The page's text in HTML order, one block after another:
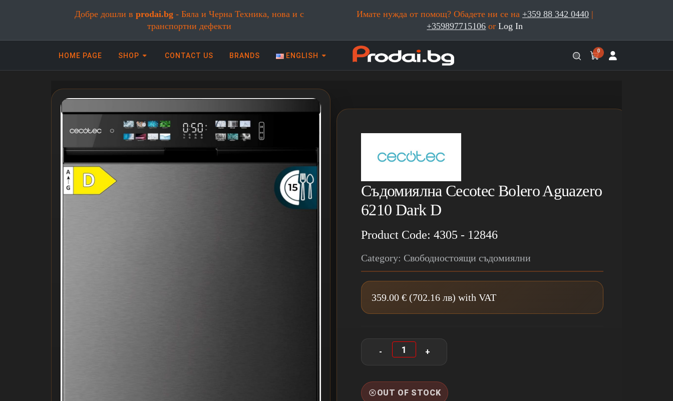
Добре дошли вprodai.bg - Бяла и Черна Техника, нова и с
транспортни дефекти
Имате нужда от помощ? Обадете ни се на +359 88 342 0440|
+359897715106 orLog In
0
HOME PAGE SHOP CONTACT US BRANDS ENGLISH
Съдомиялна Cecotec Bolero Aguazero
6210 Dark D
Product Code: 4305 - 12846
Category: Свободностоящи съдомиялни
359.00 € (702.16 лв) with VAT
OUT OF STOCK